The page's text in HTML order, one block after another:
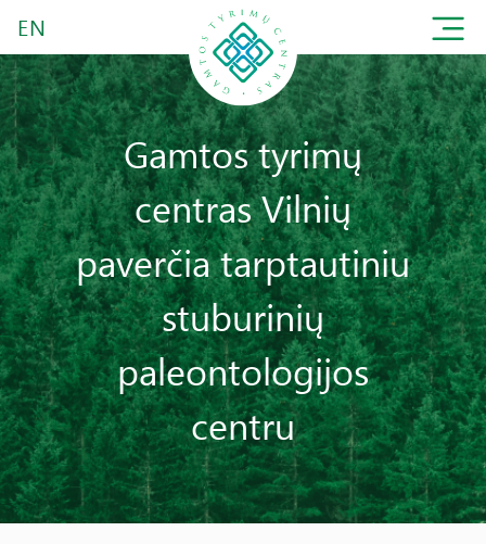
EN
Gamtos tyrimų
centras Vilnių
paverčia tarptautiniu
stuburinių
paleontologijos
centru